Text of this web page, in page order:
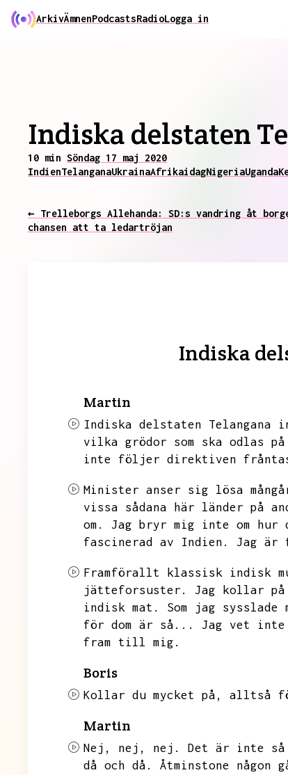
ArkivÄmnenPodcastsRadioLogga in
Indiska delstaten
10 min Söndag 17 maj 2020
IndienTelanganaUkrainaAfrikaidagNigeriaUganda
← Trelleborgs Allehanda: SD:s vandring åt
chansen att ta ledartröjan
Indiska
Martin
Indiska delstaten Telangana
vilka grödor som ska odlas
inte följer direktiven
Minister anser sig lösa
vissa sådana här länder på
om.
Jag bryr mig inte om hur
fascinerad av Indien.
Jag är
Framförallt klassisk indisk
jätteforsuster.
Jag kollar på
indisk mat.
Som jag
för dom är så...
Jag vet inte
fram till mig.
Boris
Kollar du mycket på, alltså
Martin
Nej, nej, nej. Det är inte
då och då.
Åtminstone